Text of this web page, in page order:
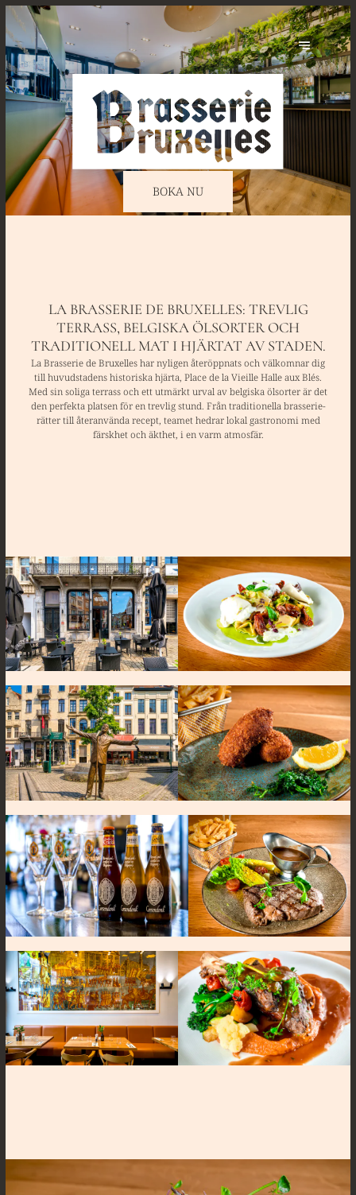
BOKA NU
LA BRASSERIE DE BRUXELLES: TREVLIG
TERRASS, BELGISKA ÖLSORTER OCH
TRADITIONELL MAT I HJÄRTAT AV STADEN.
La Brasserie de Bruxelles har nyligen återöppnats och välkomnar dig
till huvudstadens historiska hjärta, Place de la Vieille Halle aux Blés.
Med sin soliga terrass och ett utmärkt urval av belgiska ölsorter är det
den perfekta platsen för en trevlig stund. Från traditionella brasserie-
rätter till återanvända recept, teamet hedrar lokal gastronomi med
färskhet och äkthet, i en varm atmosfär.